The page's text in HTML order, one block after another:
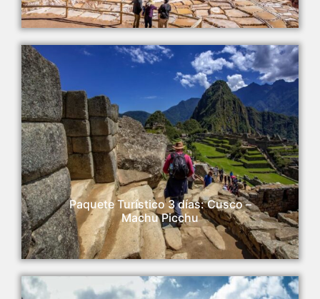
Paquete Turístico 3 días: Cusco –
Machu Picchu